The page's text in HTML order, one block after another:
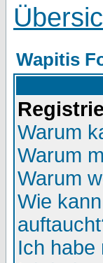
Wapitis
Warum
Warum
Warum
Wie
Ich habe